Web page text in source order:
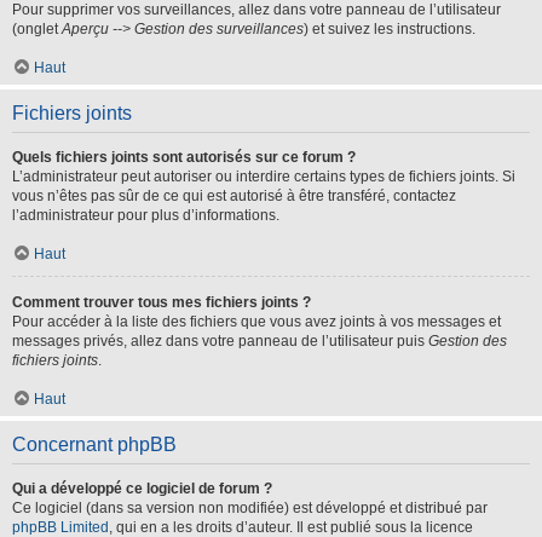
Pour supprimer vos surveillances, allez dans votre panneau de l’utilisateur
(ongletAperçu --> Gestion des surveillances) et suivez les instructions.
Haut
Fichiers joints
Quels fichiers joints sont autorisés sur ce forum ?
L’administrateur peut autoriser ou interdire certains types de fichiers joints. Si
vous n’êtes pas sûr de ce qui est autorisé à être transféré, contactez
l’administrateur pour plus d’informations.
Haut
Comment trouver tous mes fichiers joints ?
Pour accéder à la liste des fichiers que vous avez joints à vos messages et
messages privés, allez dans votre panneau de l’utilisateur puis Gestion des
fichiers joints.
Haut
Concernant phpBB
Qui a développé ce logiciel de forum ?
Ce logiciel (dans sa version non modifiée) est développé et distribué par
phpBB Limited , qui en a les droits d’auteur. Il est publié sous la licence